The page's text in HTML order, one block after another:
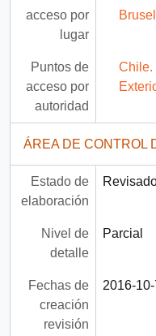
acceso por
lugar
Puntos de
acceso por
autoridad
Chile.
ÁREA DE CONTROL
Estado de
elaboración
Nivel de
detalle
Parcial
Fechas de
creación
revisión
2016-10-